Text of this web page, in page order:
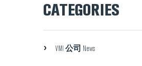
CATEGORIES
VMI 公司 News